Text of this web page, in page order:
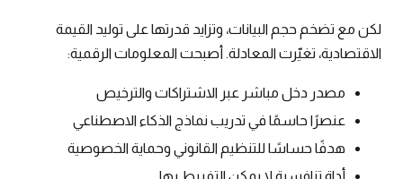
لكن مع تضخم حجم البيانات، وتزايد قدرتها على توليد القيمة
الاقتصادية، تغيّرت المعادلة. أصبحت المعلومات الرقمية:
مصدر دخل مباشر عبر الاشتراكات والترخيص
عنصرًا حاسمًا في تدريب نماذج الذكاء الاصطناعي
هدفًا حساسًا للتنظيم القانوني وحماية الخصوصية
أداة تنافسية لا يمكن التفريط بها